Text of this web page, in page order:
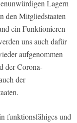
Lagern
den Mitgliedstaaten
ein Funktionieren
uns auch dafür
aufgenommen
der Corona-
der
funktionsfähiges und